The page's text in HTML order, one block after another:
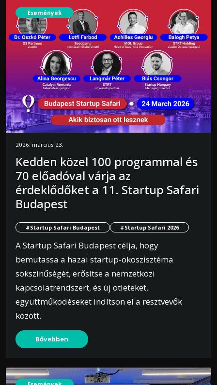
Események
2026. március 23.
Kedden közel 100 programmal és
70 előadóval várja az
érdeklődőket a 11. Startup Safari
Budapest
#Startup Safari Budapest #Startup Safari 2026
A Startup Safari Budapest célja, hogy
bemutassa a hazai startup-ökoszisztéma
sokszínűségét, erősítse a nemzetközi
kapcsolatrendszert, és új ötleteket,
együttműködéseket indítson el a résztvevők
között.
Bővebben